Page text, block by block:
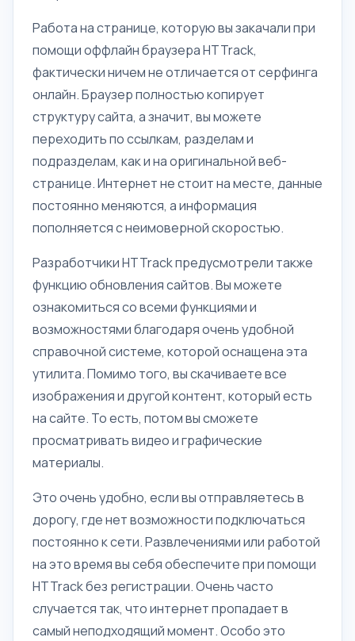
Работа на странице, которую вы закачали при
помощи оффлайн браузера HTTrack,
фактически ничем не отличается от серфинга
онлайн. Браузер полностью копирует
структуру сайта, а значит, вы можете
переходить по ссылкам, разделам и
подразделам, как и на оригинальной веб-
странице. Интернет не стоит на месте, данные
постоянно меняются, а информация
пополняется с неимоверной скоростью.
Разработчики HTTrack предусмотрели также
функцию обновления сайтов. Вы можете
ознакомиться со всеми функциями и
возможностями благодаря очень удобной
справочной системе, которой оснащена эта
утилита. Помимо того, вы скачиваете все
изображения и другой контент, который есть
на сайте. То есть, потом вы сможете
просматривать видео и графические
материалы.
Это очень удобно, если вы отправляетесь в
дорогу, где нет возможности подключаться
постоянно к сети. Развлечениями или работой
на это время вы себя обеспечите при помощи
HTTrack без регистрации. Очень часто
случается так, что интернет пропадает в
самый неподходящий момент. Особо это